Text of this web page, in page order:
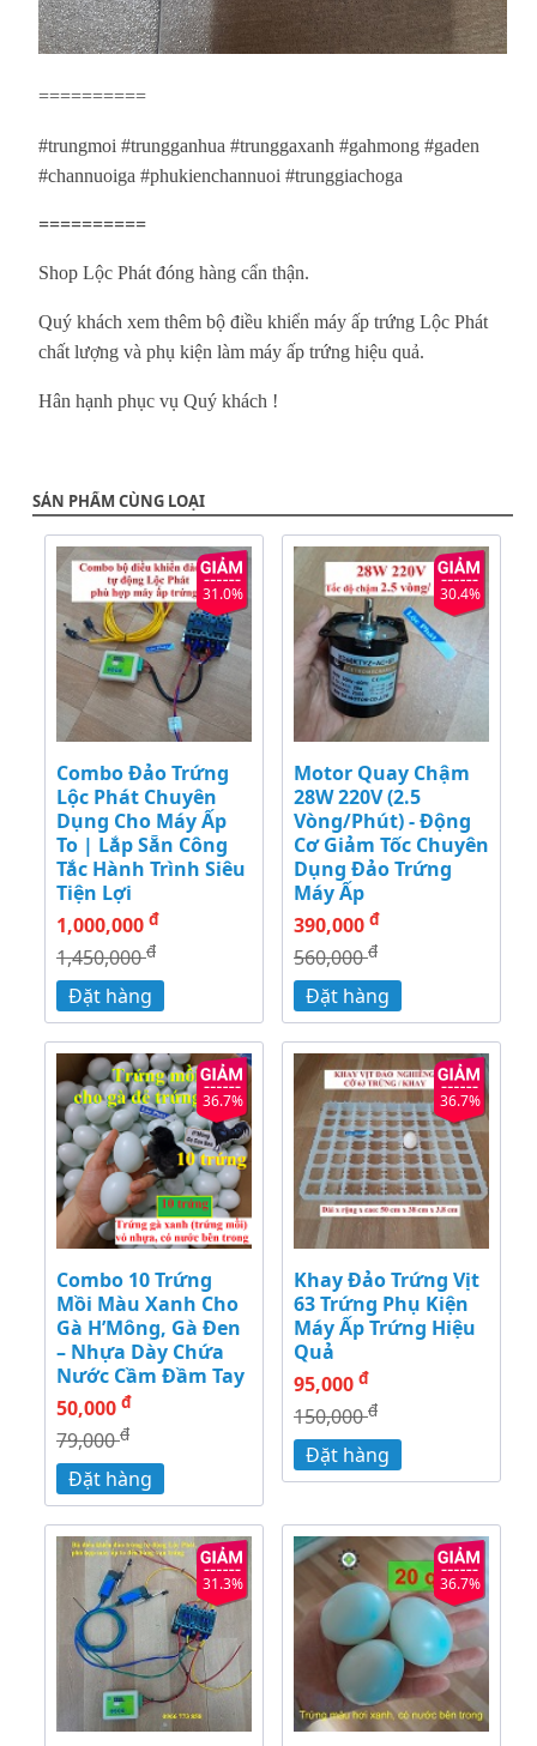
==========
#trungmoi #trungganhua #trunggaxanh #gahmong #gaden
#channuoiga #phukienchannuoi #trunggiachoga
==========
Shop Lộc Phát đóng hàng cẩn thận.
Quý khách xem thêm bộ điều khiển máy ấp trứng Lộc Phát
chất lượng và phụ kiện làm máy ấp trứng hiệu quả.
Hân hạnh phục vụ Quý khách !
SẢN PHẨM CÙNG LOẠI
31.0%
Combo Đảo Trứng
Lộc Phát Chuyên
Dụng Cho Máy Ấp
To | Lắp Sẵn Công
Tắc Hành Trình Siêu
Tiện Lợi
1,000,000 đ
1,450,000đ
Đặt hàng
30.4%
Motor Quay Chậm
28W 220V (2.5
Vòng/Phút) - Động
Cơ Giảm Tốc Chuyên
Dụng Đảo Trứng
Máy Ấp
390,000 đ
560,000đ
Đặt hàng
36.7%
Combo 10 Trứng
Mồi Màu Xanh Cho
Gà H’Mông, Gà Đen
– Nhựa Dày Chứa
Nước Cầm Đầm Tay
50,000 đ
79,000đ
Đặt hàng
36.7%
Khay Đảo Trứng Vịt
63 Trứng Phụ Kiện
Máy Ấp Trứng Hiệu
Quả
95,000 đ
150,000đ
Đặt hàng
31.3% 36.7%